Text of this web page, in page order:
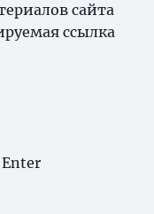
сайта
ссылка